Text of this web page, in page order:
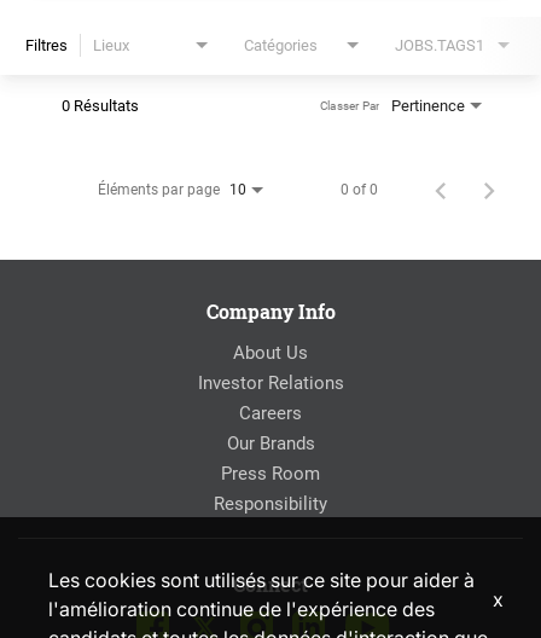
Filtres Lieux Catégories JOBS.TAGS1
0 Résultats Pertinence
Classer Par
Éléments par page 10 0 of 0
Company Info
About Us
Investor Relations
Careers
Our Brands
Press Room
Responsibility
Connect
Les cookies sont utilisés sur ce site pour aider à
l'amélioration continue de l'expérience des
x